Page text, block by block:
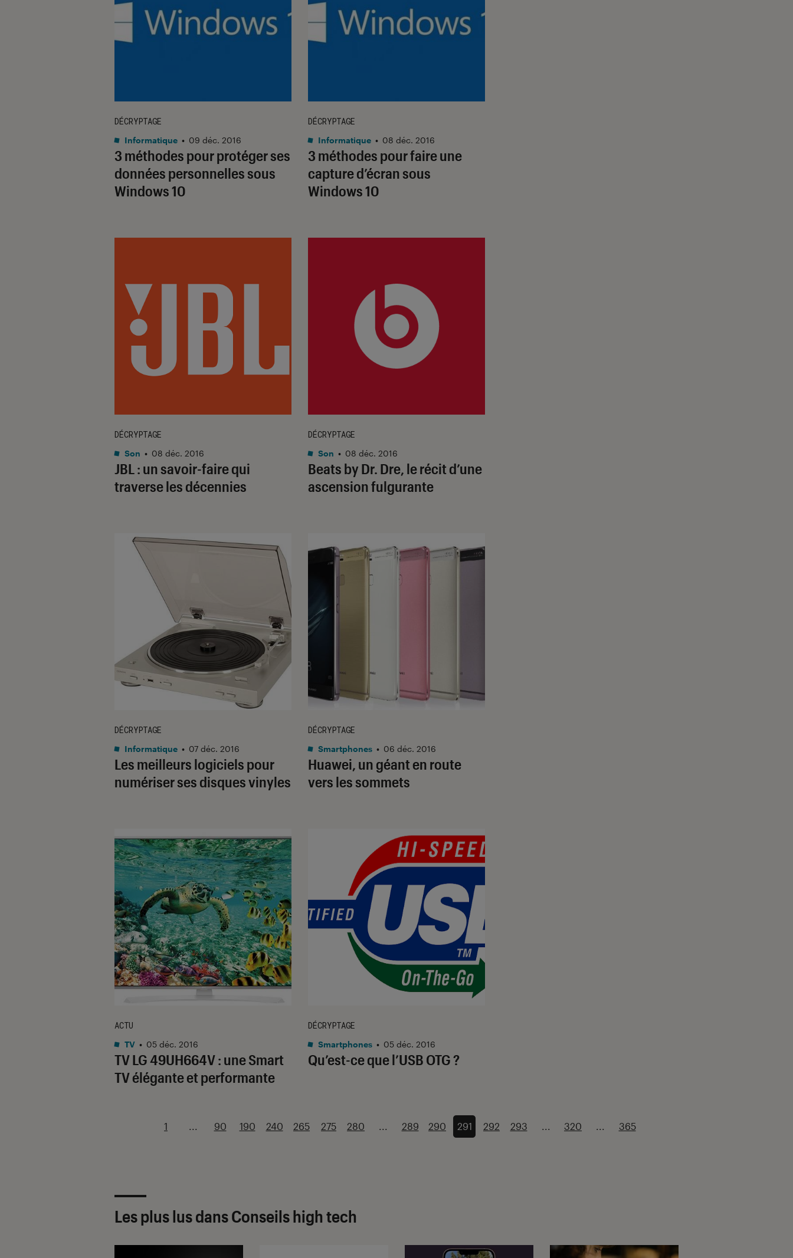
3 méthodes pour protéger ses
données personnelles sous
Windows 10
DÉCRYPTAGE
Informatique • 09 déc. 2016
3 méthodes pour faire une
capture d’écran sous
Windows 10
DÉCRYPTAGE
Informatique • 08 déc. 2016
JBL : un savoir-faire qui
traverse les décennies
DÉCRYPTAGE
Son • 08 déc. 2016
Beats by Dr. Dre, le récit d’une
ascension fulgurante
DÉCRYPTAGE
Son • 08 déc. 2016
Les meilleurs logiciels pour
numériser ses disques vinyles
DÉCRYPTAGE
Informatique • 07 déc. 2016
Huawei, un géant en route
vers les sommets
DÉCRYPTAGE
Smartphones • 06 déc. 2016
TV LG 49UH664V : une Smart
TV élégante et performante
ACTU
TV • 05 déc. 2016
Qu’est-ce que l’USB OTG ?
DÉCRYPTAGE
Smartphones • 05 déc. 2016
1 ... 90 190 240 265 275 280 ... 289 290 291 292 293 ... 320 ... 365
Les plus lus dans Conseils high tech